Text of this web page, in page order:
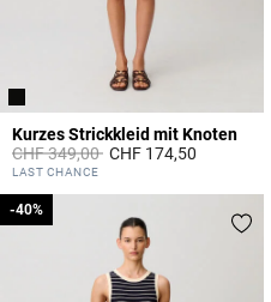
Kurzes Strickkleid mit Knoten
Price reduced from
CHF 349,00toCHF 174,50
5 out of 5 Customer Rating
LAST CHANCE
-40%
-40%